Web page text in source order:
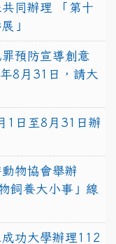
同辦理 「第十
」
預防宣導創意
8月31日，請大
1日至8月31日辦
物協會舉辦
飼養大小事」線
功大學辦理112